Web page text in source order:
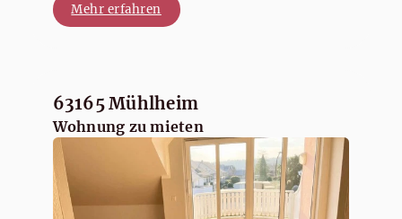
Mehr erfahren
63165 Mühlheim
Wohnung zu mieten